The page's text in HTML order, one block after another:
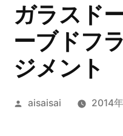
ガラスド
ーブドフ
ジメント
投
aisaisai 2014